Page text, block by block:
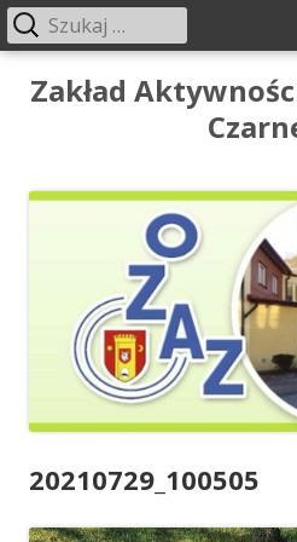
Przeskocz
Zakład
Menu
główne
Szukaj:
20210729_100505